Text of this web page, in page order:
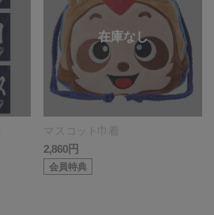
マスコット巾着
2,860円
会員特典